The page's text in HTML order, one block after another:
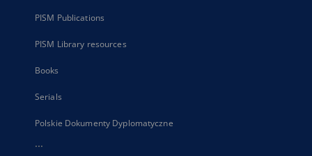
PISM Publications
PISM Library resources
Books
Serials
Polskie Dokumenty Dyplomatyczne
...